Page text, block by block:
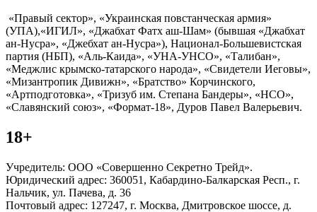
«Правый сектор», «Украинская повстанческая армия»
(УПА),«ИГИЛ», «Джабхат Фатх аш-Шам» (бывшая «Джабхат
ан-Нусра», «Джебхат ан-Нусра»), Национал-Большевистская
партия (НБП), «Аль-Каида», «УНА-УНСО», «Талибан»,
«Меджлис крымско-татарского народа», «Свидетели Иеговы»,
«Мизантропик Дивижн», «Братство» Корчинского,
«Артподготовка», «Тризуб им. Степана Бандеры», «НСО»,
«Славянский союз», «Формат-18», Дуров Павел Валерьевич.
18+
Учредитель: ООО «Совершенно Секретно Трейд».
Юридический адрес: 360051, Кабардино-Балкарская Респ., г.
Нальчик, ул. Пачева, д. 36
Почтовый адрес: 127247, г. Москва, Дмитровское шоссе, д.